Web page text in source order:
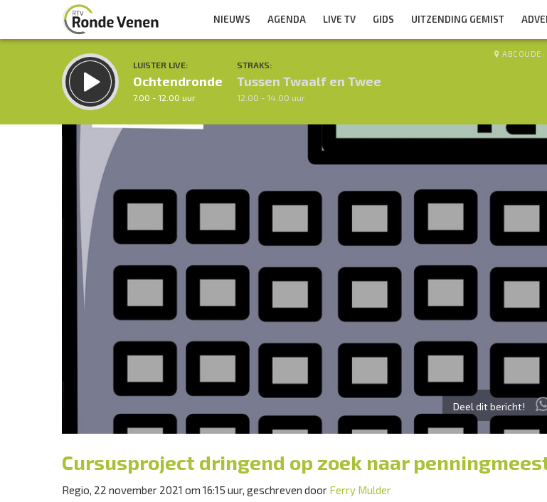
NIEUWS AGENDA LIVE TV GIDS UITZENDING GEMIST
LUISTER LIVE:
Ochtendronde
7.00 - 12.00 uur
STRAKS:
Tussen Twaalf en Twee
12.00 - 14.00 uur
ABCOUDE ·
Inklappen
Deel dit bericht!
Cursusproject dringend op zoek naar
Regio, 22 november 2021 om 16:15 uur, geschreven door Ferry Mulder